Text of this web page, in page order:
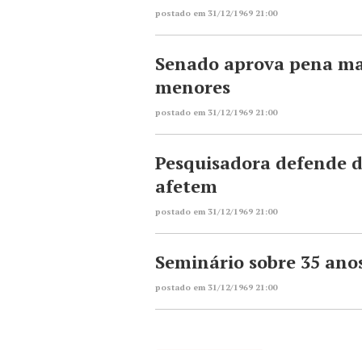
postado em 31/12/1969 21:00
Senado aprova pena
menores
postado em 31/12/1969 21:00
Pesquisadora defende
afetem
postado em 31/12/1969 21:00
Seminário sobre 35
postado em 31/12/1969 21:00